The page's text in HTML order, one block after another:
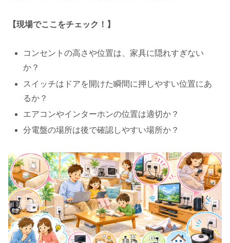
【現場でここをチェック！】
コンセントの高さや位置は、家具に隠れすぎない
か？
スイッチはドアを開けた瞬間に押しやすい位置にあ
るか？
エアコンやインターホンの位置は適切か？
分電盤の場所は後で確認しやすい場所か？